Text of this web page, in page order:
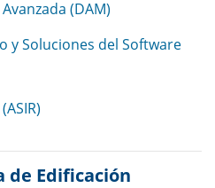
(DAM)
y Soluciones del Software
de Edificación